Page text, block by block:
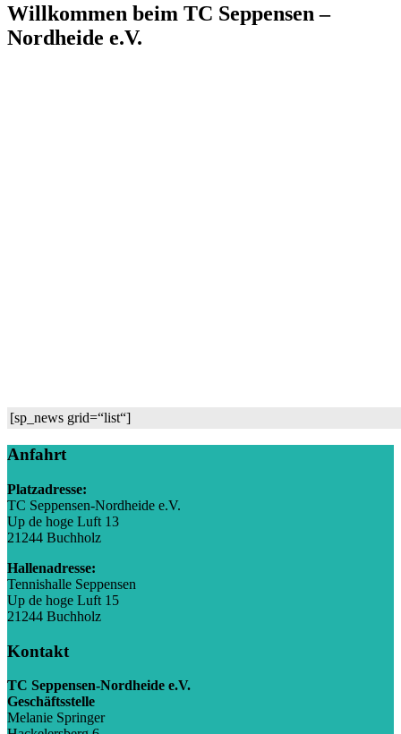
Willkommen beim TC Seppensen –
Nordheide e.V.
[sp_news grid=“list“]
Anfahrt
Platzadresse:
TC Seppensen-Nordheide e.V.
Up de hoge Luft 13
21244 Buchholz
Hallenadresse:
Tennishalle Seppensen
Up de hoge Luft 15
21244 Buchholz
Kontakt
TC Seppensen-Nordheide e.V.
Geschäftsstelle
Melanie Springer